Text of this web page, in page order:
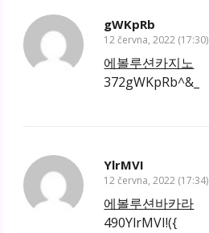
gWKpRb
12 června, 2022 (17:30)
에볼루션카지노
372gWKpRb^&_
YlrMVI
12 června, 2022 (17:34)
에볼루션바카라
490YlrMVI!({